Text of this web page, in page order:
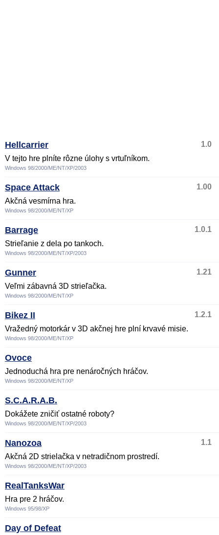
Hellcarrier
1.0
V tejto hre plníte rôzne úlohy s vrtuľníkom.
Windows 98/2000/ME/NT/XP/2003
Space Attack
1.00
Akčná vesmírna hra.
Windows 98/2000/ME/NT/XP
Barrage
1.0.1
Strieľanie z dela po tankoch.
Windows 98/2000/ME/NT/XP/2003
Gunner
1.21
Veľmi zábavná 3D strieľačka.
Windows 98/2000/ME/NT/XP
Bikez II
1.2.1
Vražedný motorkár v 3D akčnej hre plní krvavé misie.
Windows 98/2000/ME/NT/XP
Ovoce
Jednoduchá hra pre nenáročných hráčov.
Windows 98/2000/ME/NT/XP
S.C.A.R.A.B.
Dokážete zničiť ostatné roboty?
Windows 98/2000/ME/NT/XP/2003
Nanozoa
1.1
Akčná 2D strielačka v netradičnom prostredí.
Windows 98/2000/ME/NT/XP/2003
RealTanksWar
Hra pre 2 hráčov.
Windows 95/98/XP
Day of Defeat